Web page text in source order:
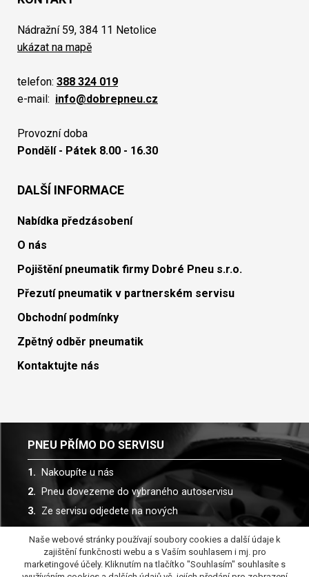
Nádražní 59, 384 11 Netolice
ukázat na mapě
telefon: 388 324 019
e-mail: info@dobrepneu.cz
Provozní doba
Pondělí - Pátek 8.00 - 16.30
DALŠÍ INFORMACE
Nabídka předzásobení
O nás
Pojištění pneumatik firmy Dobré Pneu s.r.o.
Přezutí pneumatik v partnerském servisu
Obchodní podmínky
Zpětný odběr pneumatik
Kontaktujte nás
PNEU PŘÍMO DO SERVISU
Nakoupíte u nás
Pneu dovezeme do vybraného autoservisu
Ze servisu odjedete na nových
Spolupracujeme s více než 30 autoservisy
Naše webové stránky používají soubory cookies a další údaje k
zajištění funkčnosti webu a s Vaším souhlasem i mj. pro
marketingové účely. Kliknutím na tlačítko "Souhlasím" souhlasíte s